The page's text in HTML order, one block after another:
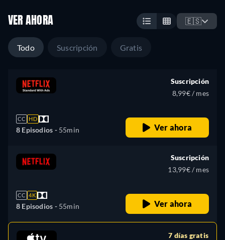
VER AHORA 🇪🇸
Todo Suscripción Gratis
CC HD
8 Episodios - 55min
Suscripción
8,99€ / mes
Ver ahora
CC 4K
8 Episodios - 55min
Suscripción
13,99€ / mes
Ver ahora
7 días gratis